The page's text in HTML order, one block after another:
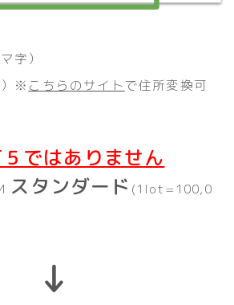
字）
）※ こちらのサイトで住所変換可
ではありません
スタンダード (1lot=100,0
↓